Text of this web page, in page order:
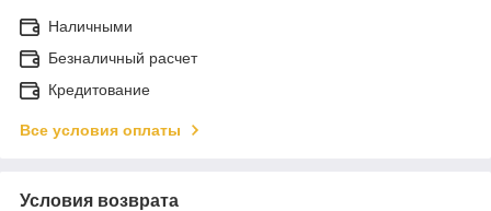
Наличными
Безналичный расчет
Кредитование
Все условия оплаты
Условия возврата